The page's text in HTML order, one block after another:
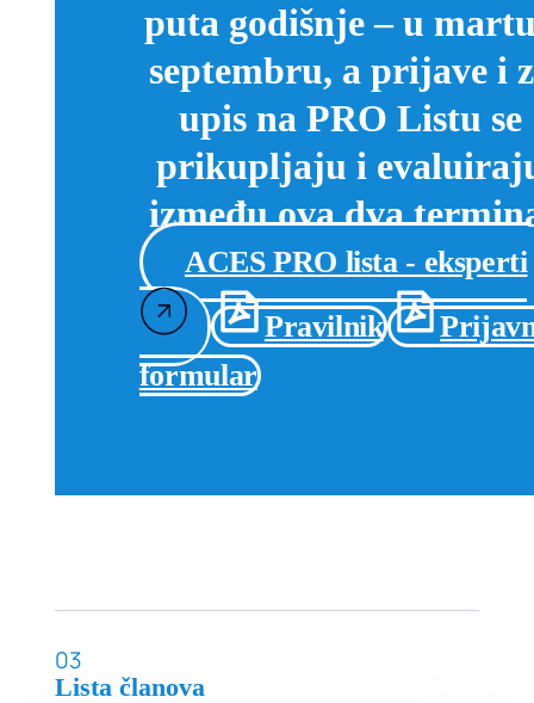
puta godišnje – u
septembru, a prijave i
upis na PRO Listu se
prikupljaju i
između ova dva
ACES PRO lista - eksperti
Pravilnik
formular
03
Lista članova